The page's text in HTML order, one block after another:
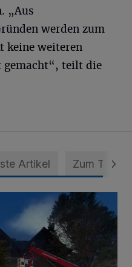
„Aus
werden zum
keine weiteren
gemacht“, teilt die
Artikel Zum Thema
nicht aus